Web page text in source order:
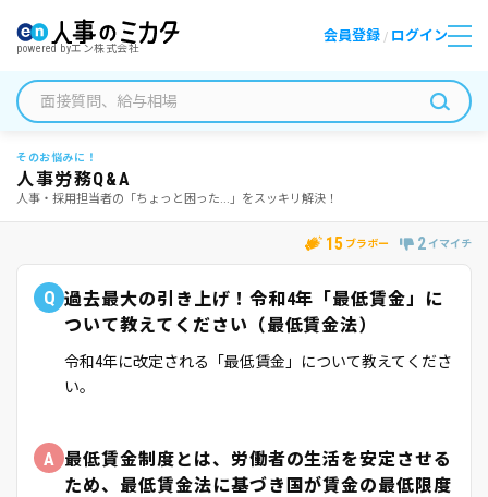
powered byエン株式会社
会員登録 / ログイン
そのお悩みに！
人事労務Q&A
人事・採用担当者の「ちょっと困った...」をスッキリ解決！
15 ブラボー 2 イマイチ
Q 過去最大の引き上げ！令和4年「最低賃金」に
ついて教えてください（最低賃金法）
令和4年に改定される「最低賃金」について教えてくださ
い。
A 最低賃金制度とは、労働者の生活を安定させる
ため、最低賃金法に基づき国が賃金の最低限度